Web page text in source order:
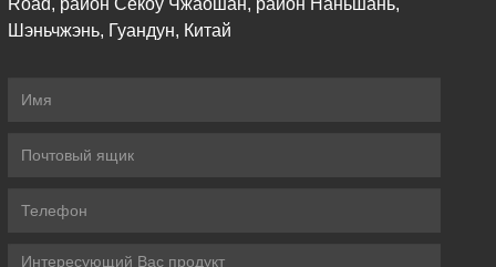
Road, район Секоу Чжаошан, район Наньшань,
Шэньчжэнь, Гуандун, Китай